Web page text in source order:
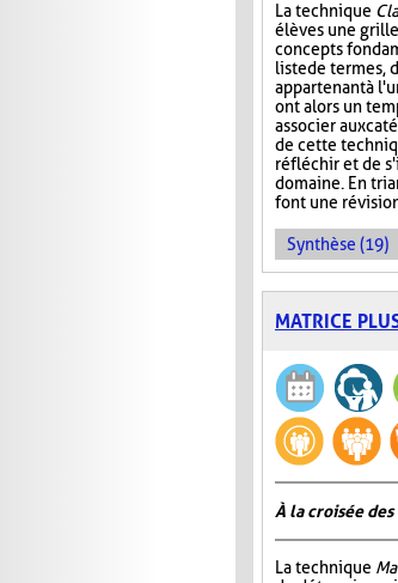
La technique
élèves une
concepts
liste de termes,
appartenant à
ont alors un
associer aux
de cette
réfléchir et de
domaine. En
font une
Synthèse (19)
MATRICE
À la croisée des
La technique